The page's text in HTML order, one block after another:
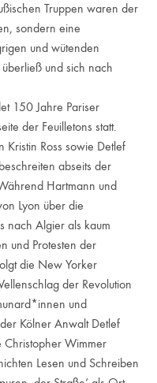
Truppen waren der
sondern eine
und wütenden
und sich nach
150 Jahre Pariser
der Feuilletons statt.
Kristin Ross sowie Detlef
abseits der
Hartmann und
Lyon über die
nach Algier als kaum
und Protesten der
die New Yorker
der Revolution
und
Kölner Anwalt Detlef
Christopher Wimmer
Lesen und Schreiben